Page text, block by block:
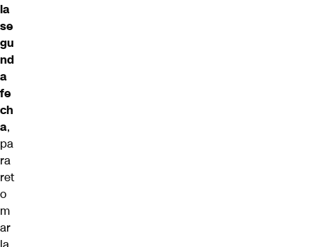
la
se
gu
nd
a
fe
ch
a,
pa
ra
ret
o
m
ar